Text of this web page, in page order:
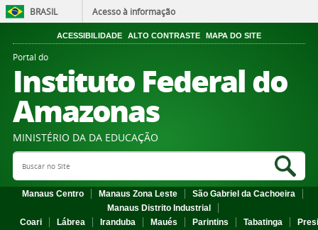
BRASIL Acesso à informação
ACESSIBILIDADE ALTO CONTRASTE MAPA DO SITE
Portal do
Instituto Federal do
Amazonas
MINISTÉRIO DA DA EDUCAÇÃO
Search Site
Manaus Centro Manaus Zona Leste
São Gabriel da Cachoeira
Manaus Distrito Industrial
Coari
Lábrea Iranduba Maués Parintins Tabatinga